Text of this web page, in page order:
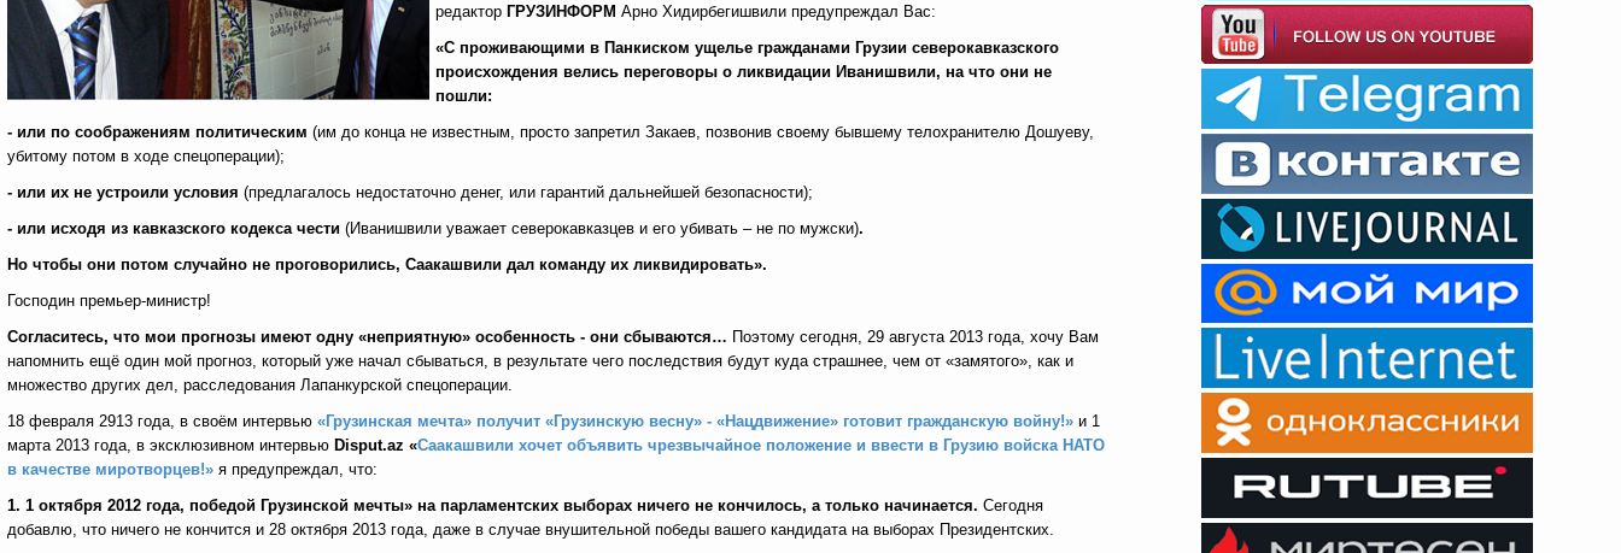
редактор ГРУЗИНФОРМ Арно Хидирбегишвили предупреждал Вас:
«С проживающими в Панкиском ущелье гражданами Грузии северокавказского
происхождения велись переговоры о ликвидации Иванишвили, на что они не
пошли:
- или по соображениям политическим (им до конца не известным, просто запретил Закаев, позвонив своему бывшему телохранителю Дошуеву,
убитому потом в ходе спецоперации);
- или их не устроили условия (предлагалось недостаточно денег, или гарантий дальнейшей безопасности);
- или исходя из кавказского кодекса чести (Иванишвили уважает северокавказцев и его убивать – не по мужски).
Но чтобы они потом случайно не проговорились, Саакашвили дал команду их ликвидировать».
Господин премьер-министр!
Согласитесь, что мои прогнозы имеют одну «неприятную» особенность - они сбываются… Поэтому сегодня, 29 августа 2013 года, хочу Вам
напомнить ещё один мой прогноз, который уже начал сбываться, в результате чего последствия будут куда страшнее, чем от «замятого», как и
множество других дел, расследования Лапанкурской спецоперации.
18 февраля 2913 года, в своём интервью «Грузинская мечта» получит «Грузинскую весну» - «Нацдвижение» готовит гражданскую войну!» и 1
марта 2013 года, в эксклюзивном интервью Disput.az «Саакашвили хочет объявить чрезвычайное положение и ввести в Грузию войска НАТО
в качестве миротворцев!» я предупреждал, что:
1. 1 октября 2012 года, победой Грузинской мечты» на парламентских выборах ничего не кончилось, а только начинается. Сегодня
добавлю, что ничего не кончится и 28 октября 2013 года, даже в случае внушительной победы вашего кандидата на выборах Президентских.